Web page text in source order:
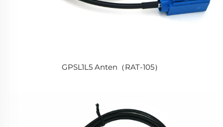
GPSL1L5 Anten（RAT-105）